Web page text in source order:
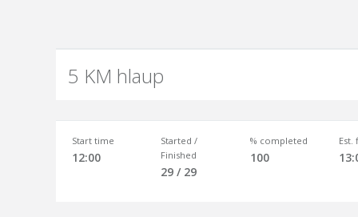
5 KM hlaup
Start time
12:00
Started /
Finished
29 / 29
% completed
100
Est.